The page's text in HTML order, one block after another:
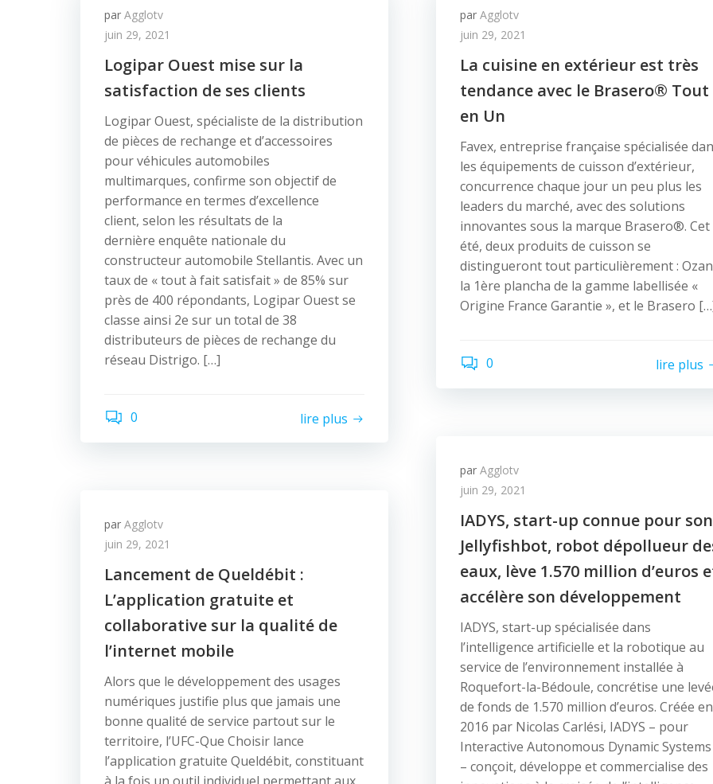
par Agglotv
juin 29, 2021
Logipar Ouest mise sur la
satisfaction de ses clients
Logipar Ouest, spécialiste de la distribution
de pièces de rechange et d’accessoires
pour véhicules automobiles
multimarques, confirme son objectif de
performance en termes d’excellence
client, selon les résultats de la
dernière enquête nationale du
constructeur automobile Stellantis. Avec un
taux de « tout à fait satisfait » de 85% sur
près de 400 répondants, Logipar Ouest se
classe ainsi 2e sur un total de 38
distributeurs de pièces de rechange du
réseau Distrigo. […]
0 lire plus
par Agglotv
juin 29, 2021
La cuisine en extérieur est très
tendance avec le Brasero® Tout
en Un
Favex, entreprise française spécialisée
les équipements de cuisson d’extérieur,
concurrence chaque jour un peu plus les
leaders du marché, avec des solutions
innovantes sous la marque Brasero®. Cet
été, deux produits de cuisson se
distingueront tout particulièrement :
la 1ère plancha de la gamme labellisée «
Origine France Garantie », et le Brasero
0 lire plus
par Agglotv
juin 29, 2021
IADYS, start-up connue pour son
Jellyfishbot, robot dépollueur
eaux, lève 1.570 million d’euros
accélère son développement
IADYS, start-up spécialisée dans
l’intelligence artificielle et la robotique au
service de l’environnement installée à
Roquefort-la-Bédoule, concrétise une
de fonds de 1.570 million d’euros. Créée en
2016 par Nicolas Carlési, IADYS – pour
Interactive Autonomous Dynamic Systems
– conçoit, développe et commercialise des
par Agglotv
juin 29, 2021
Lancement de Queldébit :
L’application gratuite et
collaborative sur la qualité de
l’internet mobile
Alors que le développement des usages
numériques justifie plus que jamais une
bonne qualité de service partout sur le
territoire, l’UFC-Que Choisir lance
l’application gratuite Queldébit, constituant